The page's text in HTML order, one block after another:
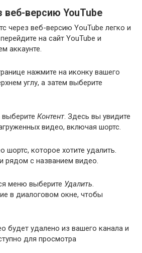
веб-версию YouTube
через веб-версию YouTube легко и
на сайт YouTube и
аккаунте.
нажмите на иконку вашего
углу, а затем выберите
Контент. Здесь вы увидите
видео, включая шортс.
шортс, которое хотите удалить.
рядом с названием видео.
меню выберите Удалить.
в диалоговом окне, чтобы
будет удалено из вашего канала и
для просмотра